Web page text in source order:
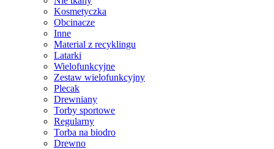
Kosmetyczka
Obcinacze
Inne
Material z recyklingu
Latarki
Wielofunkcyjne
Zestaw wielofunkcyjny
Plecak
Drewniany
Torby sportowe
Regularny
Torba na biodro
Drewno